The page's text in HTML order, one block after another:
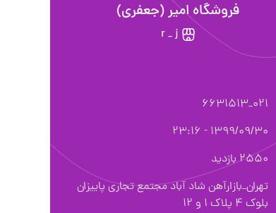
فروشگاه امیر (جعفری)
r _ j
021_6631513
1399/09/30 - 23:16
2550 بازدید
تهران_بازارآهن شاد آباد مجتمع تجاری پاییزان
بلوک ۴ پلاک ۱ و ۱۲